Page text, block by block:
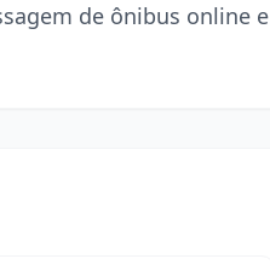
de ônibus online e